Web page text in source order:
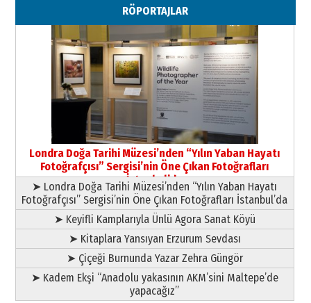
11 Mayıs 2026 PazartesiRÖPORTAJLAR
Londra Doğa Tarihi Müzesi’nden “Yılın Yaban Hayatı
Fotoğrafçısı” Sergisi’nin Öne Çıkan Fotoğrafları
İstanbul’da
➤ Londra Doğa Tarihi Müzesi’nden “Yılın Yaban Hayatı
Fotoğrafçısı” Sergisi’nin Öne Çıkan Fotoğrafları İstanbul’da
➤ Keyifli Kamplarıyla Ünlü Agora Sanat Köyü
➤ Kitaplara Yansıyan Erzurum Sevdası
➤ Çiçeği Burnunda Yazar Zehra Güngör
➤ Kadem Ekşi “Anadolu yakasının AKM’sini Maltepe’de
yapacağız”